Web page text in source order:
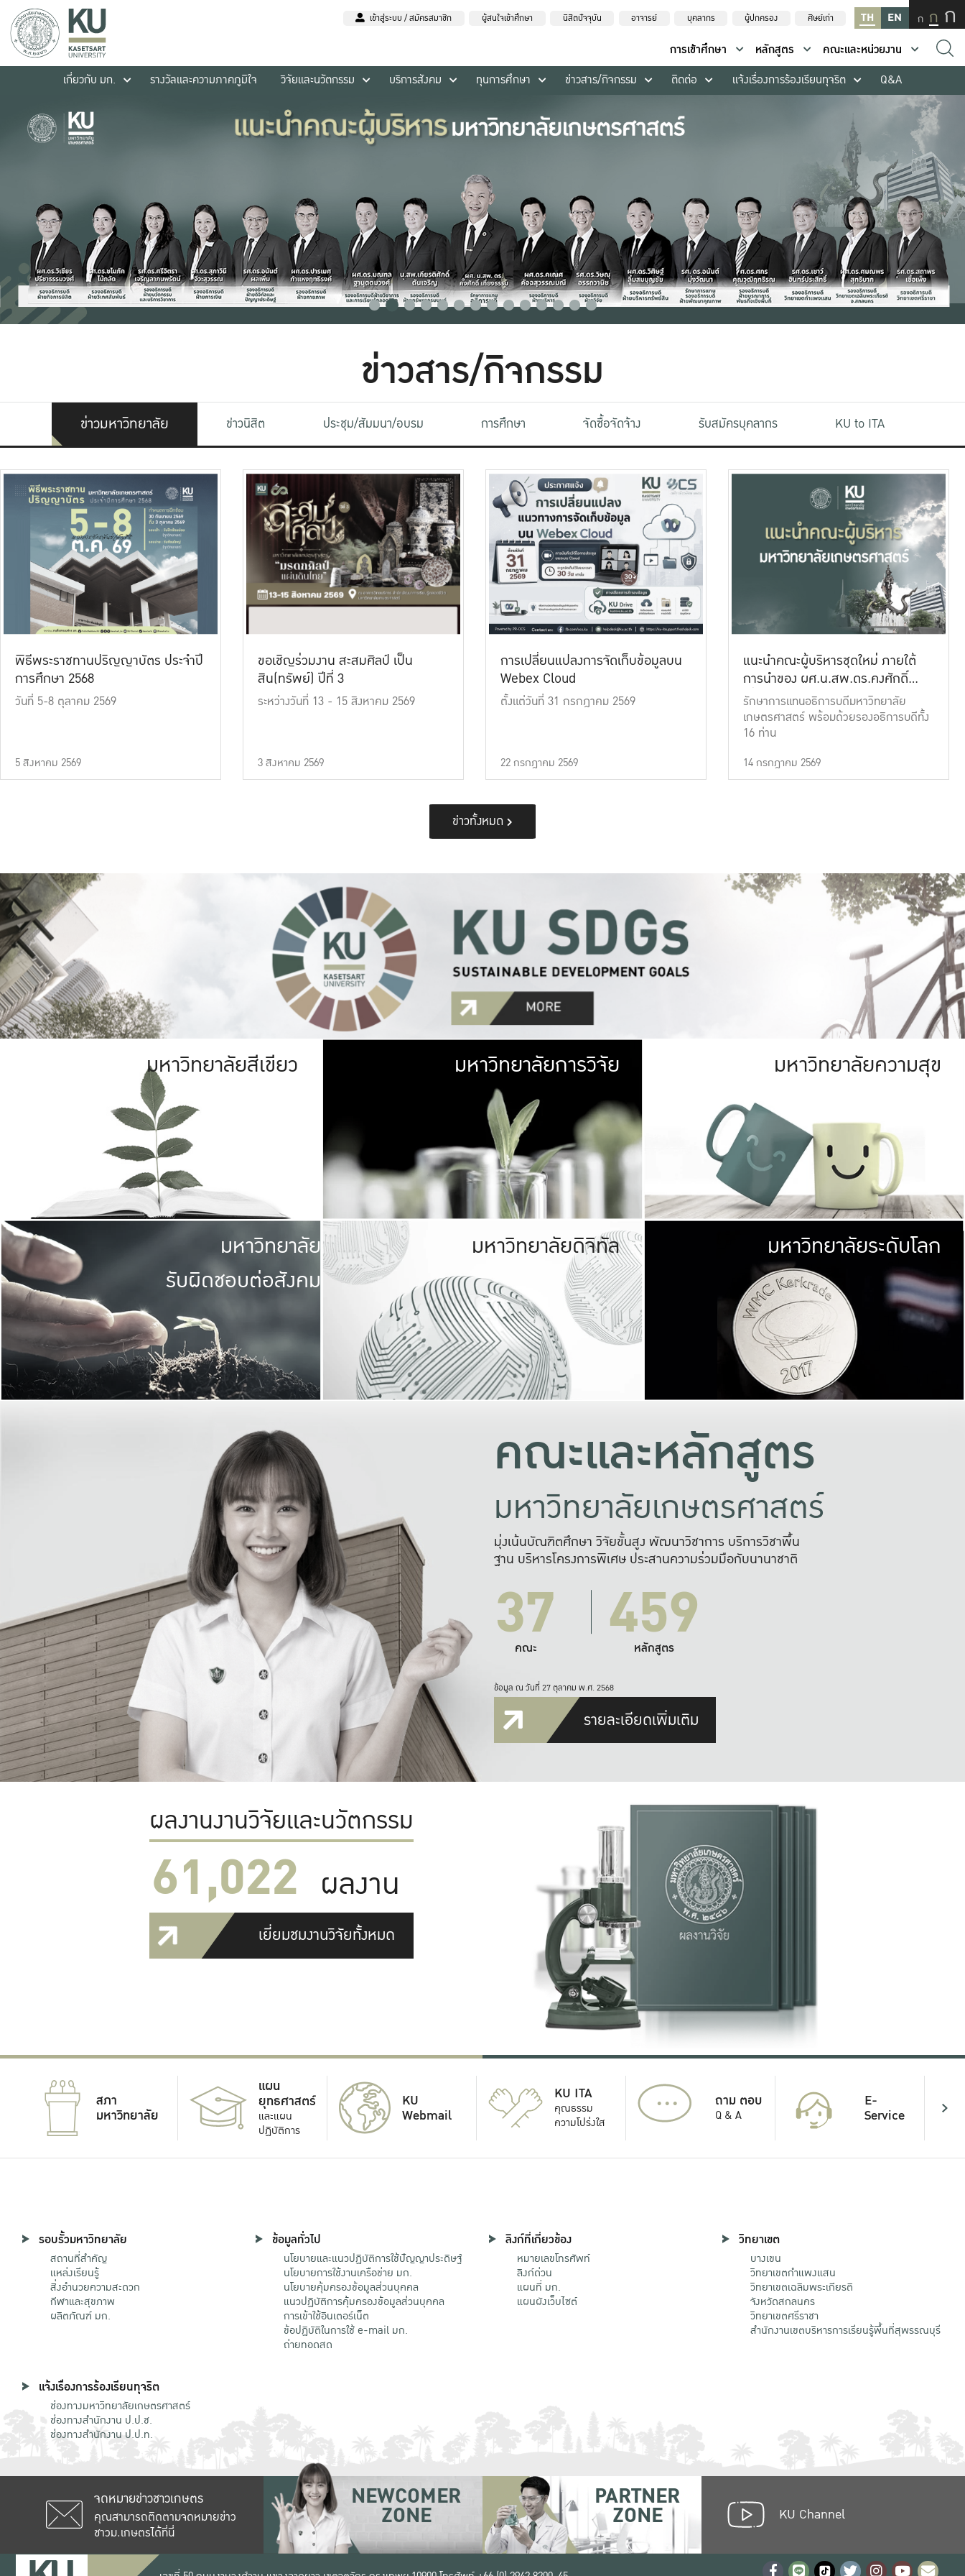
เข้าสู่ระบบ / สมัครสมาชิก ผู้สนใจเข้าศึกษา นิสิตปัจจุบัน อาจารย์ บุคลากร ผู้ปกครอง ศิษย์เก่า TH EN ก ก ก
การเข้าศึกษา หลักสูตร
คณะและหน่วยงาน
เกี่ยวกับ มก.
รางวัลและความภาคภูมิใจ วิจัยและนวัตกรรม บริการสังคม ทุนการศึกษา ข่าวสาร/กิจกรรม ติดต่อ แจ้งเรื่องการร้องเรียนทุจริต Q&A
ข่าวสาร/กิจกรรม
ข่าวมหาวิทยาลัย ข่าวนิสิต ประชุม/สัมมนา/อบรม การศึกษา จัดซื้อจัดจ้าง รับสมัครบุคลากร KU to ITA
พิธีพระราชทานปริญญาบัตร ประจำปี
การศึกษา 2568
วันที่ 5-8 ตุลาคม 2569
5 สิงหาคม 2569
ขอเชิญร่วมงาน สะสมศิลป์ เป็น
สิน(ทรัพย์) ปีที่ 3
ระหว่างวันที่ 13 - 15 สิงหาคม 2569
3 สิงหาคม 2569
การเปลี่ยนแปลงการจัดเก็บข้อมูลบน
Webex Cloud
ตั้งแต่วันที่ 31 กรกฎาคม 2569
22 กรกฎาคม 2569
แนะนำคณะผู้บริหารชุดใหม่ ภายใต้
การนำของ ผศ.น.สพ.ดร.คงศักดิ์
เที่ยงธรรม
รักษาการแทนอธิการบดีมหาวิทยาลัย
เกษตรศาสตร์ พร้อมด้วยรองอธิการบดีทั้ง
16 ท่าน
14 กรกฎาคม 2569
ข่าวทั้งหมด
มหาวิทยาลัยสีเขียว มหาวิทยาลัย
เกษตรศาสตร์ มีพื้นที่เขียวสดใส หนาแน่น
เป็นป่าในเมือง (URBAN FOREST)
เกษตรในเมือง (URBAN AGRICULTURE)
ที่นับรวมกันได้ประมาณ 1,400 ไร่
มหาวิทยาลัยการวิจัย มหาวิทยาลัย
ให้กับประชาชน
มหาวิทยาลัยความสุข
มหาวิทยาลัย
รับผิดชอบต่อสังคม
มหาวิทยาลัยรับผิดชอบต่อสังคม
ร่วมมือกับชุมชน เพื่อความกินดีอยู่ดี
และความสุขอย่างยั่งยืน
มองปัญหาในภาพกว้าง
แก้ไขจากปัญหาจุดเล็กๆ
มหาวิทยาลัยดิจิทัล มหาวิทยา
พร้อมที่จ
และผลักดันในการใช้ระบบส
เพื่อการทำงานแ
มหาวิทยาลัยระดับโลก
คณะและหลักสูตร
มหาวิทยาลัยเกษตรศาสตร์
มุ่งเน้นบัณฑิตศึกษา วิจัยขั้นสูง พัฒนาวิชาการ บริการวิชาพื้น
ฐาน บริหารโครงการพิเศษ ประสานความร่วมมือกับนานาชาติ
37
คณะ 459
หลักสูตร
ข้อมูล ณ วันที่ 27 ตุลาคม พ.ศ. 2568
รายละเอียดเพิ่มเติม
ผลงานงานวิจัยและนวัตกรรม
61,022 ผลงาน
เยี่ยมชมงานวิจัยทั้งหมด
สภา
มหาวิทยาลัย
แผน
ยุทธศาสตร์
และแผน
ปฏิบัติการ
KU
Webmail
KU ITA
คุณธรรม
ความโปร่งใส
... ถาม ตอบ
Q & A
E-
Service
รอบรั้วมหาวิทยาลัย
สถานที่สำคัญ
แหล่งเรียนรู้
สิ่งอำนวยความสะดวก
กีฬาและสุขภาพ
ผลิตภัณฑ์ มก.
ข้อมูลทั่วไป
นโยบายและแนวปฏิบัติการใช้ปัญญาประดิษฐ์
นโยบายการใช้งานเครือข่าย มก.
นโยบายคุ้มครองข้อมูลส่วนบุคคล
แนวปฏิบัติการคุ้มครองข้อมูลส่วนบุคคล
การเข้าใช้อินเตอร์เน็ต
ข้อปฏิบัติในการใช้ e-mail มก.
ถ่ายทอดสด
ลิงก์ที่เกี่ยวข้อง
หมายเลขโทรศัพท์
ลิงก์ด่วน
แผนที่ มก.
แผนผังเว็บไซต์
วิทยาเขต
บางเขน
วิทยาเขตกําแพงแสน
วิทยาเขตเฉลิมพระเกียรติ
จังหวัดสกลนคร
วิทยาเขตศรีราชา
สำนักงานเขตบริหารการเรียนรู้พื้นที่สุพรรณบุรี
แจ้งเรื่องการร้องเรียนทุจริต
ช่องทางมหาวิทยาลัยเกษตรศาสตร์
ช่องทางสำนักงาน ป.ป.ช.
ช่องทางสำนักงาน ป.ป.ท.
จดหมายข่าวชาวเกษตร
คุณสามารถติดตามจดหมายข่าว
ชาวม.เกษตรได้ที่นี่
NEWCOMER
ZONE
PARTNER
ZONE KU Channel